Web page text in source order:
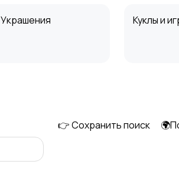
Украшения Куклы и
👉 Сохранить поиск